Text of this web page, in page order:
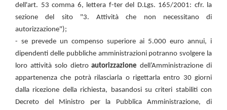
dell'art. 53 comma 6, lettera f-ter del D.Lgs. 165/2001: cfr. la
sezione del sito "3. Attività che non necessitano di
autorizzazione");
- se prevede un compenso superiore ai 5.000 euro annui, i
dipendenti delle pubbliche amministrazioni potranno svolgere la
loro attività solo dietroautorizzazione dell’Amministrazione di
appartenenza che potrà rilasciarla o rigettarla entro 30 giorni
dalla ricezione della richiesta, basandosi su criteri stabiliti con
Decreto del Ministro per la Pubblica Amministrazione, di